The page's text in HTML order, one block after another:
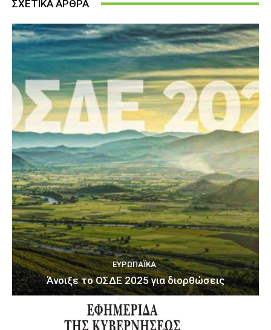
ΣΧΕΤΙΚΑ ΑΡΘΡΑ
ΕΥΡΩΠΑΪΚΆ
Άνοιξε το ΟΣΔΕ 2025 για διορθώσεις